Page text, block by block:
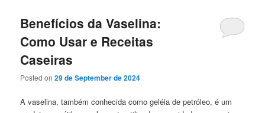
Benefícios da Vaselina:
Como Usar e Receitas
Caseiras
Posted on29 de September de 2024
A vaselina, também conhecida como geléia de petróleo, é um